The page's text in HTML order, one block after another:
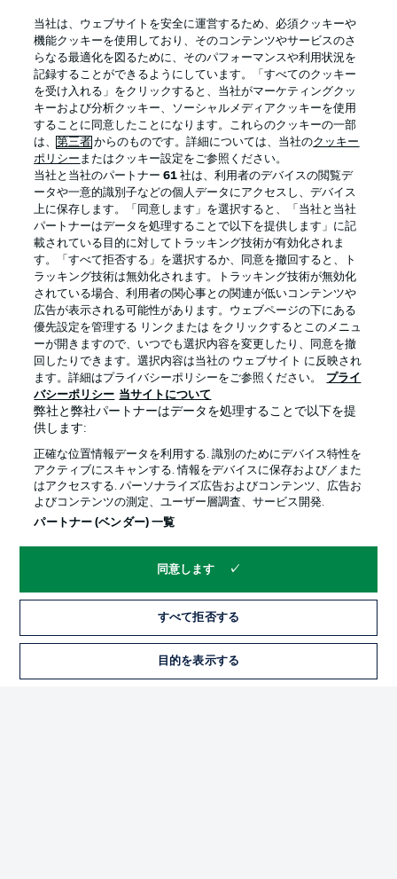
言語をお選びください
日本語 Display Mode
ログイン
Football as it's meant to be
BUNDESLIGA APP
Official Partners
プライバシー・ポリシー 優先設定を管理する
当社は、ウェブサイトを安全に運営するため、必須クッキーや
機能クッキーを使用しており、そのコンテンツやサービスのさ
らなる最適化を図るために、そのパフォーマンスや利用状況を
記録することができるようにしています。「すべてのクッキー
を受け入れる」をクリックすると、当社がマーケティングクッ
キーおよび分析クッキー、ソーシャルメディアクッキーを使用
することに同意したことになります。これらのクッキーの一部
は、第三者 からのものです。詳細については、当社のクッキー
ポリシー またはクッキー設定をご参照ください。
当社と当社のパートナー61 社は、利用者のデバイスの閲覧デ
ータや一意的識別子などの個人データにアクセスし、デバイス
上に保存します。「同意します」を選択すると、「当社と当社
パートナーはデータを処理することで以下を提供します」に記
載されている目的に対してトラッキング技術が有効化されま
す。「すべて拒否する」を選択するか、同意を撤回すると、ト
ラッキング技術は無効化されます。トラッキング技術が無効化
されている場合、利用者の関心事との関連が低いコンテンツや
広告が表示される可能性があります。ウェブページの下にある
優先設定を管理する リンクまたは をクリックするとこのメニュ
ーが開きますので、いつでも選択内容を変更したり、同意を撤
回したりできます。選択内容は当社の ウェブサイト に反映され
ます。詳細はプライバシーポリシーをご参照ください。
プライ
バシーポリシー 当サイトについて
弊社と弊社パートナーはデータを処理することで以下を提
供します:
正確な位置情報データを利用する. 識別のためにデバイス特性を
アクティブにスキャンする. 情報をデバイスに保存および／また
はアクセスする. パーソナライズ広告およびコンテンツ、広告お
よびコンテンツの測定、ユーザー層調査、サービス開発.
パートナー (ベンダー) 一覧
同意します
すべて拒否する
目的を表示する